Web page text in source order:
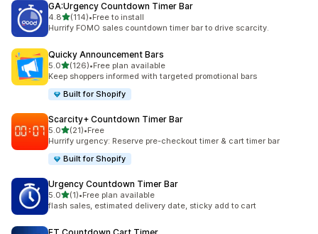
GA:Urgency Countdown Timer Bar
4.8별 5개 중
(114)
총 리뷰 114개
•Free to install
Hurrify FOMO sales countdown timer bar to drive scarcity.
Quicky Announcement Bars
5.0별 5개 중
(126)
총 리뷰 126개
•Free plan available
Keep shoppers informed with targeted promotional bars
Built for Shopify
Scarcity+ Countdown Timer Bar
5.0별 5개 중
(21)
총 리뷰 21개
•Free
Hurrify urgency: Reserve pre-checkout timer & cart timer bar
Built for Shopify
Urgency Countdown Timer Bar
5.0별 5개 중
(1)
총 리뷰 1개
•Free plan available
flash sales, estimated delivery date, sticky add to cart